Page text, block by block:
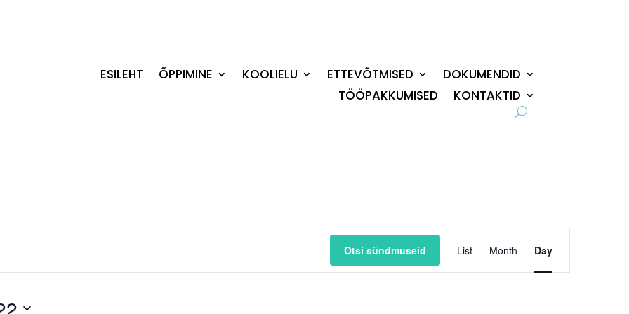
ESILEHT ÕPPIMINE KOOLIELU ETTEVÕTMISED
DOKUMENDID
TÖÖPAKKUMISED
KONTAKTID
Otsi sündmuseid
Event
Views
Navigation
List Month Day